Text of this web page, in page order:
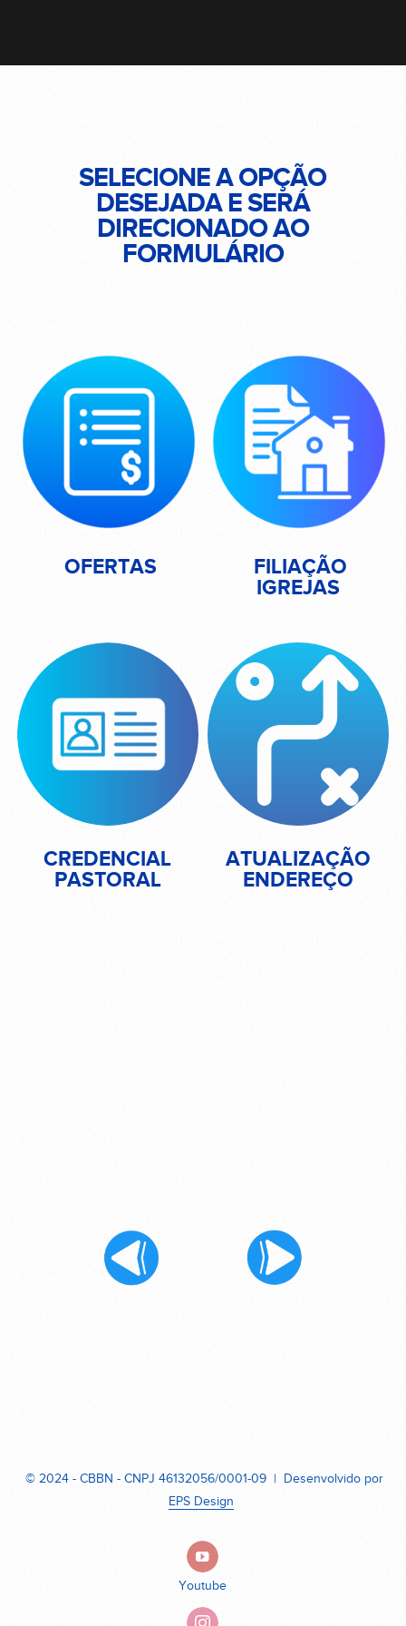
SELECIONE A OPÇÃO
DESEJADA E SERÁ
DIRECIONADO AO
FORMULÁRIO
OFERTAS
FILIAÇÃO
IGREJAS
CREDENCIAL
PASTORAL
ATUALIZAÇÃO
ENDEREÇO
© 2024 - CBBN - CNPJ 46132056/0001-09 | Desenvolvido por
EPS Design
Youtube